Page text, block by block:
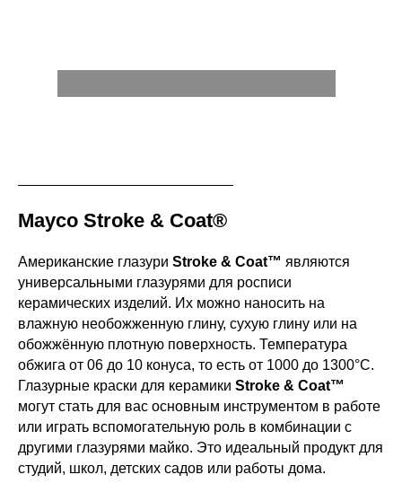
Mayco Stroke & Coat®
Американские глазури Stroke & Coat™ являются
универсальными глазурями для росписи
керамических изделий. Их можно наносить на
влажную необожженную глину, сухую глину или на
обожжённую плотную поверхность. Температура
обжига от 06 до 10 конуса, то есть от 1000 до 1300°С.
Глазурные краски для керамики Stroke & Coat™
могут стать для вас основным инструментом в работе
или играть вспомогательную роль в комбинации с
другими глазурями майко. Это идеальный продукт для
студий, школ, детских садов или работы дома.